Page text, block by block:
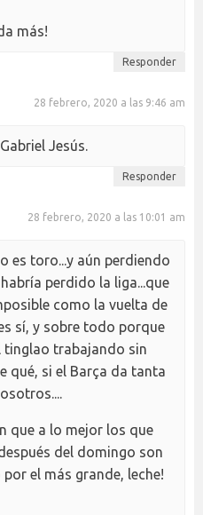
más!
Responder
28 febrero, 2020 a las 9:46 am
Jesús.
Responder
28 febrero, 2020 a las 10:01 am
es toro...y aún perdiendo
perdido la liga...que
como la vuelta de
sí, y sobre todo porque
tinglao trabajando sin
qué, si el Barça da tanta
que a lo mejor los que
del domingo son
el más grande, leche!